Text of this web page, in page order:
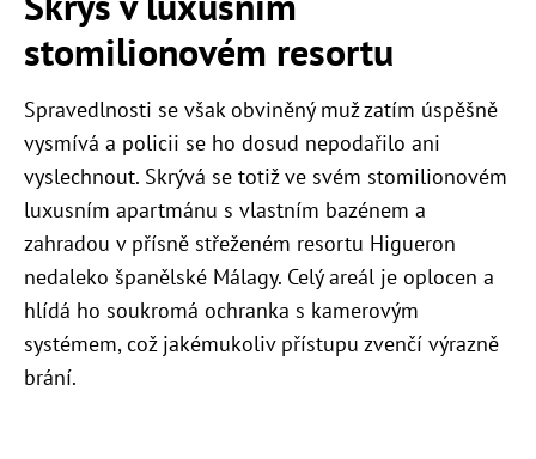
stomilionovém resortu
Spravedlnosti se však obviněný muž zatím úspěšně
vysmívá a policii se ho dosud nepodařilo ani
vyslechnout. Skrývá se totiž ve svém stomilionovém
luxusním apartmánu s vlastním bazénem a
zahradou v přísně střeženém resortu Higueron
nedaleko španělské Málagy. Celý areál je oplocen a
hlídá ho soukromá ochranka s kamerovým
systémem, což jakémukoliv přístupu zvenčí výrazně
brání.